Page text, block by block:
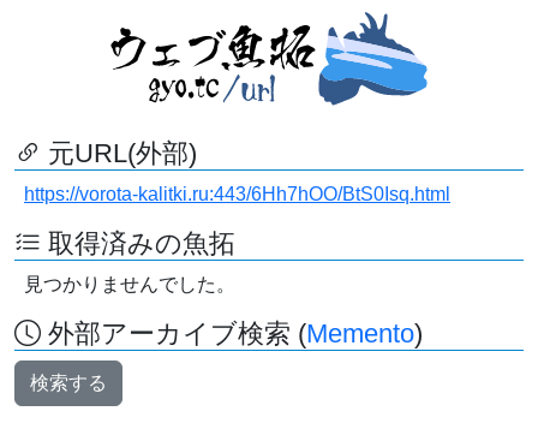
元URL(外部)
https://vorota-kalitki.ru:443/6Hh7hOO/BtS0Isq.html
取得済みの魚拓
見つかりませんでした。
外部アーカイブ検索 (Memento)
検索する